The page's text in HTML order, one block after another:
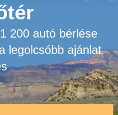
200 autó bérlése
legolcsóbb ajánlat